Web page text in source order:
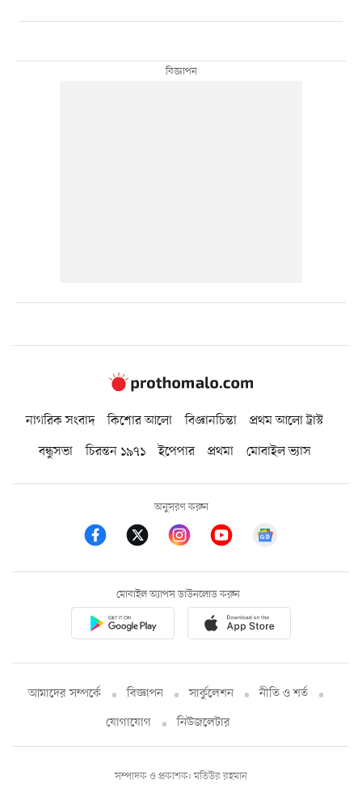
নাগরিক সংবাদ কিশোর আলো বিজ্ঞানচিন্তা
প্রথম আলো ট্রাস্ট
বন্ধুসভা
চিরন্তন ১৯৭১ ইপেপার প্রথমা মোবাইল ভ্যাস
অনুসরণ করুন
মোবাইল অ্যাপস ডাউনলোড করুন
আমাদের সম্পর্কে বিজ্ঞাপন সার্কুলেশন
নীতি ও শর্ত
যোগাযোগ
নিউজলেটার
সম্পাদক ও প্রকাশক: মতিউর রহমান